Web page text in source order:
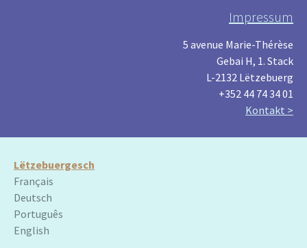
Impressum
5 avenue Marie-Thérèse
Gebai H, 1. Stack
L-2132 Lëtzebuerg
+352 44 74 34 01
Kontakt >
Lëtzebuergesch
Français
Deutsch
Português
English